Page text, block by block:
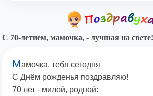
С 70-летием, мамочка, - лучшая на свете!
Мамочка, тебя сегодня
С Днём рожденья поздравляю!
70 лет - милой, родной: